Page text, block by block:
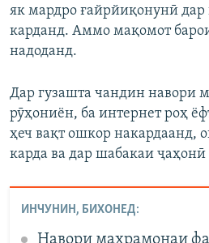
як мардро ғайрйиқонунӣ дар
карданд. Аммо мақомот
надоданд.
Дар гузашта чандин навори
рӯҳониён, ба интернет роҳ
ҳеч вақт ошкор накардаанд,
карда ва дар шабакаи ҷаҳонӣ
ИНЧУНИН, БИХОНЕД:
Навори маҳрамонаи